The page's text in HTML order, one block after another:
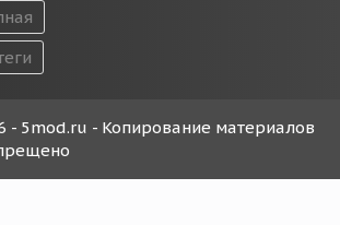
- 5mod.ru - Копирование материалов